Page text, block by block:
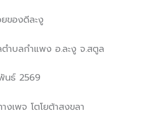
ของดีละงู
ำบลกำแพง อ.ละงู จ.สตูล
นธ์ 2569
งเพจ โตโยต้าสงขลา